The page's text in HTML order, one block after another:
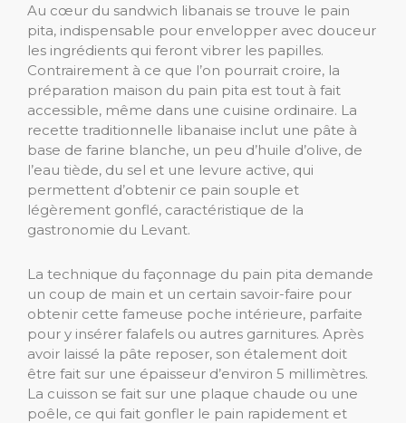
Au cœur du sandwich libanais se trouve le pain
pita, indispensable pour envelopper avec douceur
les ingrédients qui feront vibrer les papilles.
Contrairement à ce que l’on pourrait croire, la
préparation maison du pain pita est tout à fait
accessible, même dans une cuisine ordinaire. La
recette traditionnelle libanaise inclut une pâte à
base de farine blanche, un peu d’huile d’olive, de
l’eau tiède, du sel et une levure active, qui
permettent d’obtenir ce pain souple et
légèrement gonflé, caractéristique de la
gastronomie du Levant.
La technique du façonnage du pain pita demande
un coup de main et un certain savoir-faire pour
obtenir cette fameuse poche intérieure, parfaite
pour y insérer falafels ou autres garnitures. Après
avoir laissé la pâte reposer, son étalement doit
être fait sur une épaisseur d’environ 5 millimètres.
La cuisson se fait sur une plaque chaude ou une
poêle, ce qui fait gonfler le pain rapidement et